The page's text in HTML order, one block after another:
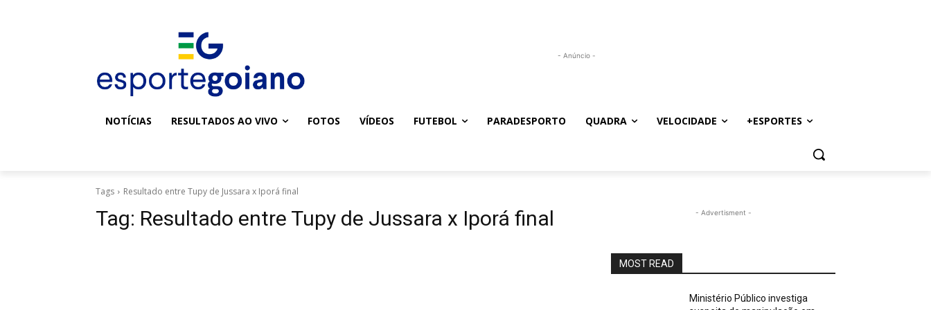
- Anúncio -
NOTÍCIAS RESULTADOS AO VIVO FOTOS VÍDEOS FUTEBOL PARADESPORTO QUADRA VELOCIDADE +ESPORTES
Tags Resultado entre Tupy de Jussara x Iporá final
Tag: Resultado entre Tupy de Jussara x Iporá final - Advertisment -
MOST READ
Ministério Público investiga